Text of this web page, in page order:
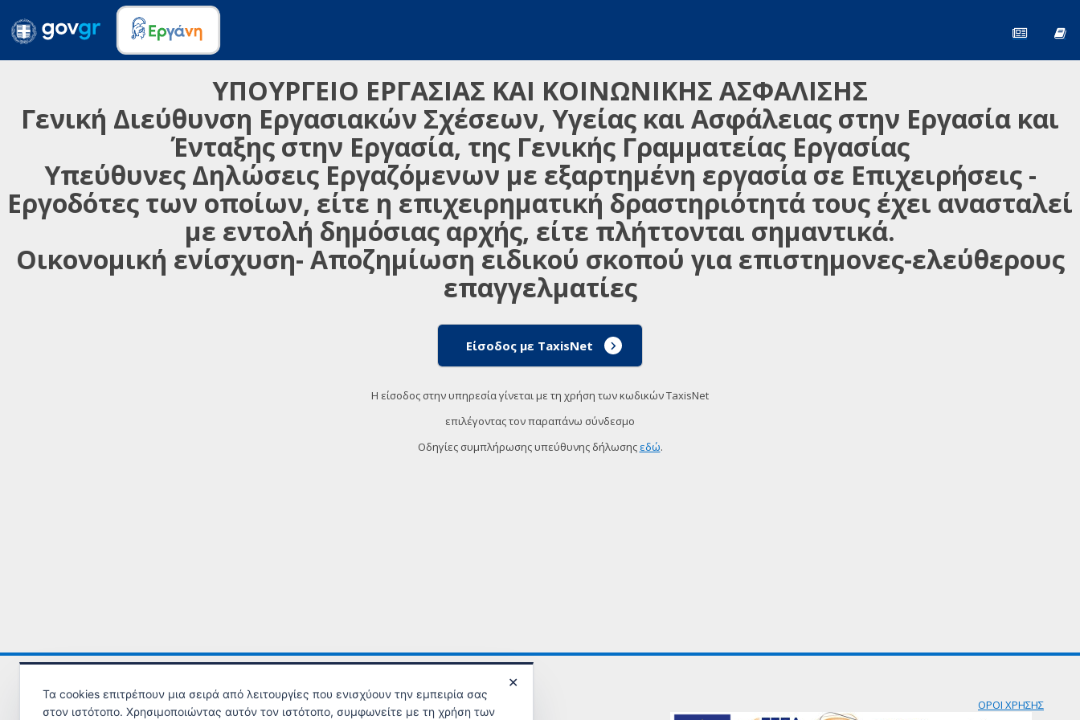
ΥΠΟΥΡΓΕΙΟ ΕΡΓΑΣΙΑΣ ΚΑΙ ΚΟΙΝΩΝΙΚΗΣ ΑΣΦΑΛΙΣΗΣ
Γενική Διεύθυνση Εργασιακών Σχέσεων, Υγείας και Ασφάλειας στην Εργασία και
Ένταξης στην Εργασία, της Γενικής Γραμματείας Εργασίας
Υπεύθυνες Δηλώσεις Εργαζόμενων με εξαρτημένη εργασία σε Επιχειρήσεις -
Εργοδότες των οποίων, είτε η επιχειρηματική δραστηριότητά τους έχει ανασταλεί
με εντολή δημόσιας αρχής, είτε πλήττονται σημαντικά.
Οικονομική ενίσχυση- Αποζημίωση ειδικού σκοπού για επιστημονες-ελεύθερους
επαγγελματίες
Είσοδος με TaxisNet
Η είσοδος στην υπηρεσία γίνεται με τη χρήση των κωδικών TaxisNet
επιλέγοντας τον παραπάνω σύνδεσμο
Οδηγίες συμπλήρωσης υπεύθυνης δήλωσης εδώ.
ΟΡΟΙ ΧΡΗΣΗΣ
✕
Τα cookies επιτρέπουν μια σειρά από λειτουργίες που ενισχύουν την εμπειρία σας
στον ιστότοπο. Χρησιμοποιώντας αυτόν τον ιστότοπο, συμφωνείτε με τη χρήση των